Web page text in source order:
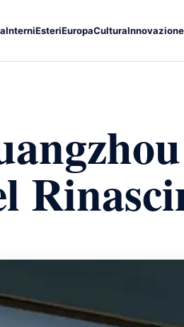
InterniEsteriEuropaCulturaInnovazione